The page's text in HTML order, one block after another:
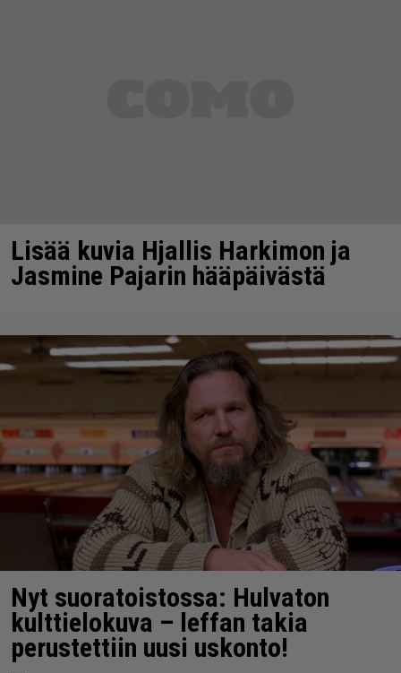
Lisää kuvia Hjallis Harkimon ja
Jasmine Pajarin hääpäivästä
Nyt suoratoistossa: Hulvaton
kulttielokuva – leffan takia
perustettiin uusi uskonto!